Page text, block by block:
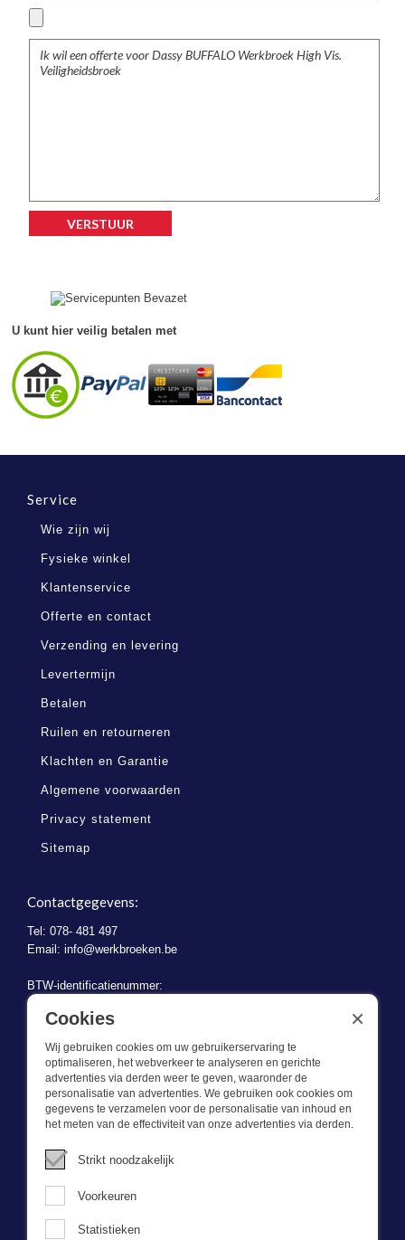
Kniebeschermers
U kunt hier veilig betalen met
Service
Wie zijn wij
Fysieke winkel
Klantenservice
Offerte en contact
Verzending en levering
Levertermijn
Betalen
Ruilen en retourneren
Klachten en Garantie
Algemene voorwaarden
Privacy statement
Sitemap
Contactgegevens:
Tel: 078- 481 497
Email: info@werkbroeken.be
BTW-identificatienummer:
BE 0721.730.280
Wat we doen
Deze webshop is onderdeel van BEVAZET BV. Bevazet levert al
sinds 1983 bedrijfskleding aan grote en kleinere ondernemingen.
We hebben een eigen winkel/showroom in Brandwijk. Onze klanten
bieden we kwalitatief goede en sterke bedrijfskleding tegen een
scherpe prijs. Onze service is snel, we zijn voorraadhoudend,
Cookies
Wij gebruiken cookies om uw gebruikerservaring te
optimaliseren, het webverkeer te analyseren en gerichte
advertenties via derden weer te geven, waaronder de
personalisatie van advertenties. We gebruiken ook cookies om
gegevens te verzamelen voor de personalisatie van inhoud en
het meten van de effectiviteit van onze advertenties via derden.
Strikt noodzakelijk
Voorkeuren
Statistieken
×